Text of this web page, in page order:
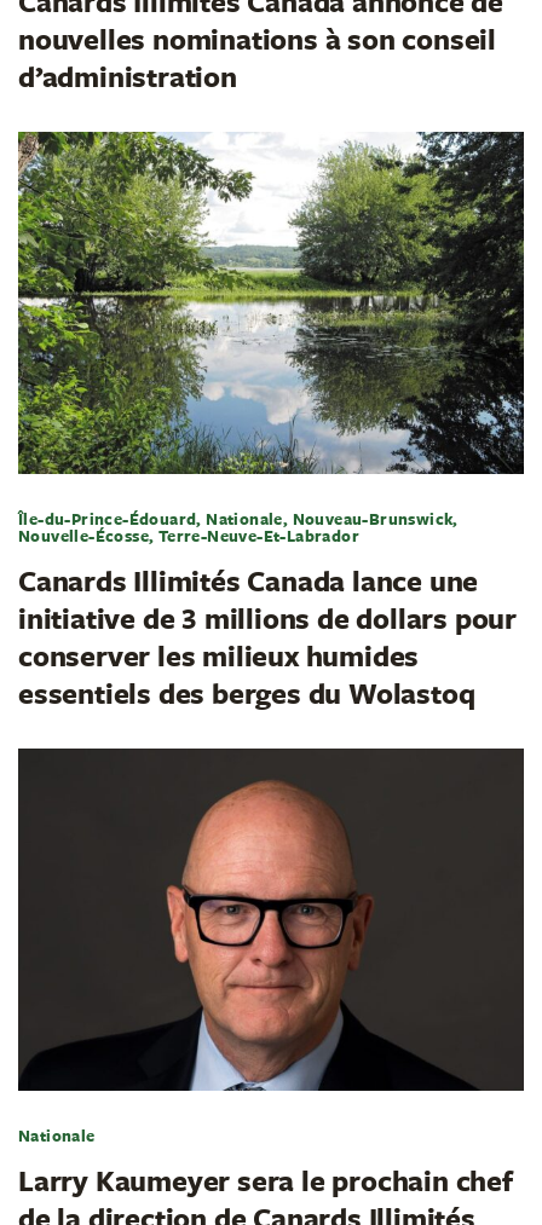
nouvelles nominations à son conseil
d’administration
Île-du-Prince-Édouard, Nationale, Nouveau-Brunswick,
Nouvelle-Écosse, Terre-Neuve-Et-Labrador
Canards Illimités Canada lance une
initiative de 3 millions de dollars pour
conserver les milieux humides
essentiels des berges du Wolastoq
Nationale
Larry Kaumeyer sera le prochain chef